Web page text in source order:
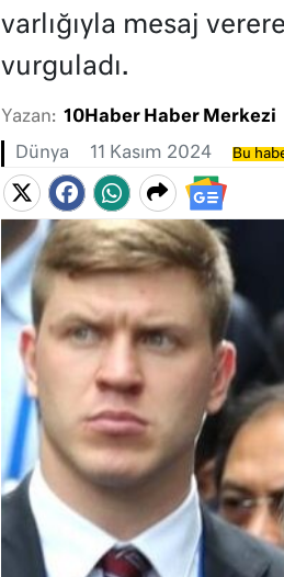
varlığıyla mesaj
vurguladı.
Yazan: 10Haber Haber Merkezi
Dünya 11 Kasım 2024 Bu